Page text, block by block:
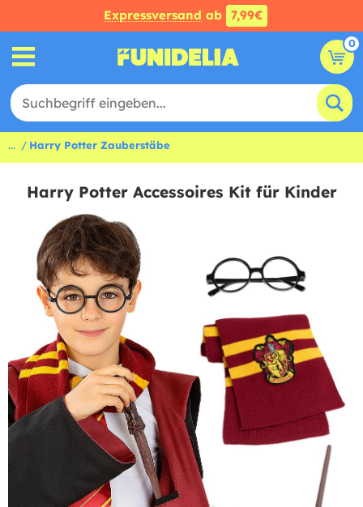
Expressversand ab 7,99€
0
... Harry Potter Zauberstäbe
Harry Potter Accessoires Kit für Kinder